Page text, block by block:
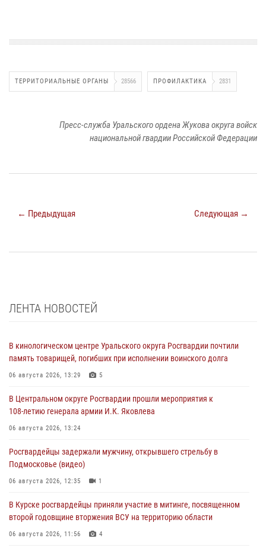
ТЕРРИТОРИАЛЬНЫЕ ОРГАНЫ 28566 ПРОФИЛАКТИКА 2831
Пресс-служба Уральского ордена Жукова округа войск
национальной гвардии Российской Федерации
← Предыдущая Следующая →
ЛЕНТА НОВОСТЕЙ
В кинологическом центре Уральского округа Росгвардии почтили
память товарищей, погибших при исполнении воинского долга
06 августа 2026, 13:29 5
В Центральном округе Росгвардии прошли мероприятия к
108‑летию генерала армии И.К. Яковлева
06 августа 2026, 13:24
Росгвардейцы задержали мужчину, открывшего стрельбу в
Подмосковье (видео)
06 августа 2026, 12:35 1
В Курске росгвардейцы приняли участие в митинге, посвященном
второй годовщине вторжения ВСУ на территорию области
06 августа 2026, 11:56 4